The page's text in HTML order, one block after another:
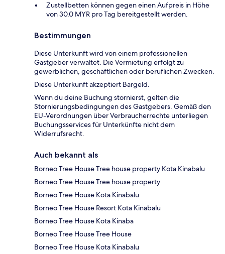
Zustellbetten können gegen einen Aufpreis in Höhe
von 30.0 MYR pro Tag bereitgestellt werden.
Bestimmungen
Diese Unterkunft wird von einem professionellen
Gastgeber verwaltet. Die Vermietung erfolgt zu
gewerblichen, geschäftlichen oder beruflichen Zwecken.
Diese Unterkunft akzeptiert Bargeld.
Wenn du deine Buchung stornierst, gelten die
Stornierungsbedingungen des Gastgebers. Gemäß den
EU-Verordnungen über Verbraucherrechte unterliegen
Buchungsservices für Unterkünfte nicht dem
Widerrufsrecht.
Auch bekannt als
Borneo Tree House Tree house property Kota Kinabalu
Borneo Tree House Tree house property
Borneo Tree House Kota Kinabalu
Borneo Tree House Resort Kota Kinabalu
Borneo Tree House Kota Kinaba
Borneo Tree House Tree House
Borneo Tree House Kota Kinabalu